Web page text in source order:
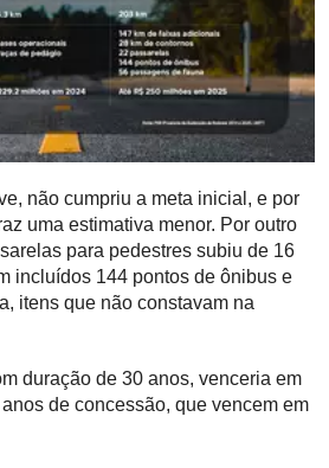
não cumpriu a meta inicial, e por
uma estimativa menor. Por outro
para pedestres subiu de 16
incluídos 144 pontos de ônibus e
itens que não constavam na
duração de 30 anos, venceria em
de concessão, que vencem em